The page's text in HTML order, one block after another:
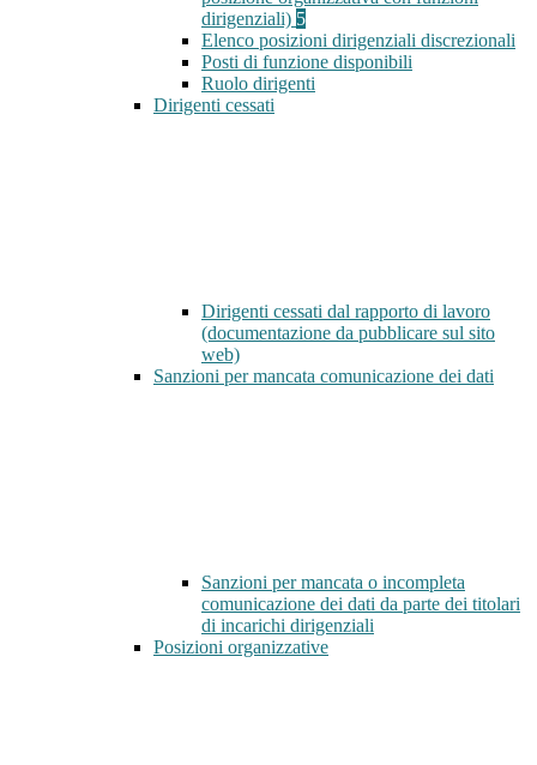
dirigenziali) 5
Elenco posizioni dirigenziali discrezionali
Posti di funzione disponibili
Ruolo dirigenti
Dirigenti cessati
Dirigenti cessati dal rapporto di lavoro
(documentazione da pubblicare sul sito
web)
Sanzioni per mancata comunicazione dei dati
Sanzioni per mancata o incompleta
comunicazione dei dati da parte dei titolari
di incarichi dirigenziali
Posizioni organizzative